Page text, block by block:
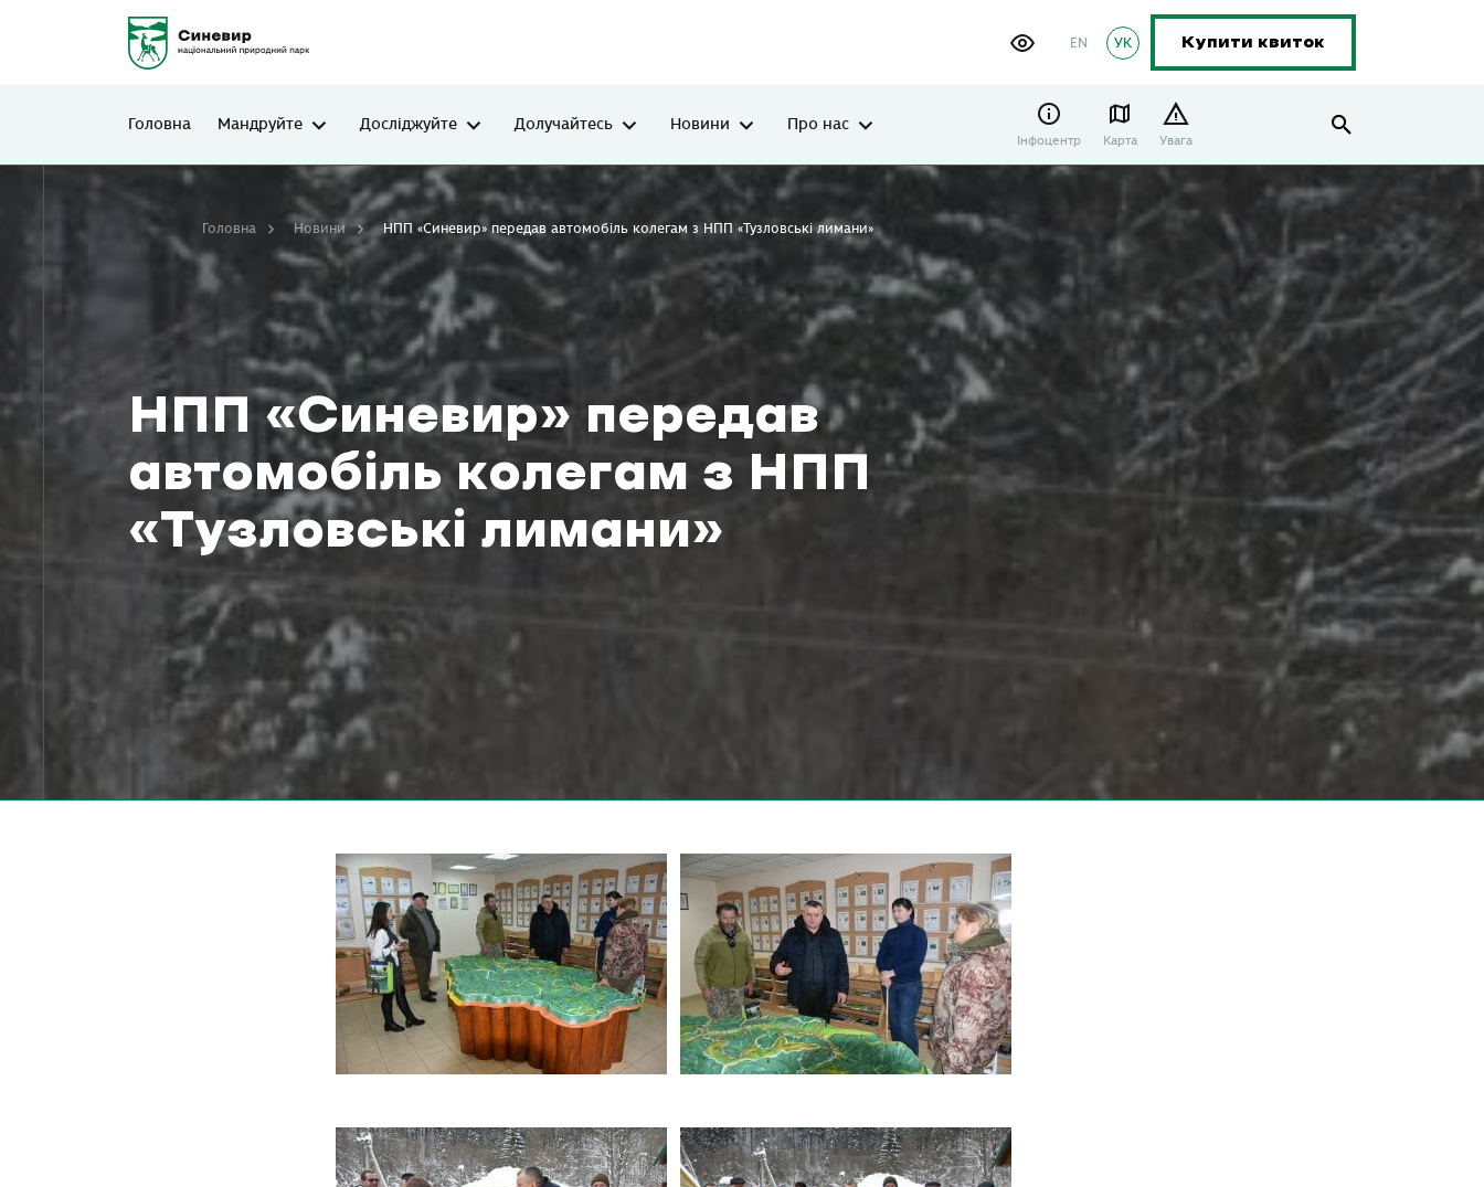
УК
EN Купити квиток
Головна Мандруйте Досліджуйте Долучайтесь Новини Про нас
Інфоцентр Карта Увага
НПП «Синевир» передав
автомобіль колегам з НПП
«Тузловські лимани»
Головна Новини НПП «Синевир» передав автомобіль колегам з НПП «Тузловські лимани»